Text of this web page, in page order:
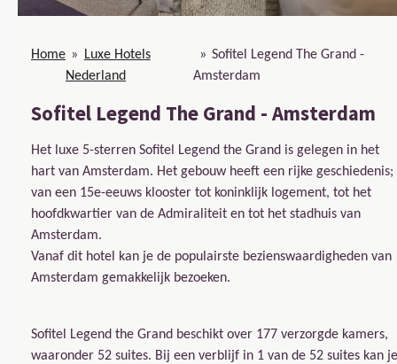
Home »
Luxe Hotels
Nederland
» Sofitel Legend The Grand -
Amsterdam
Sofitel Legend The Grand - Amsterdam
Het luxe 5-sterren Sofitel Legend the Grand is gelegen in het
hart van Amsterdam. Het gebouw heeft een rijke geschiedenis;
van een 15e-eeuws klooster tot koninklijk logement, tot het
hoofdkwartier van de Admiraliteit en tot het stadhuis van
Amsterdam.
Vanaf dit hotel kan je de populairste bezienswaardigheden van
Amsterdam gemakkelijk bezoeken.
Sofitel Legend the Grand beschikt over 177 verzorgde kamers,
waaronder 52 suites. Bij een verblijf in 1 van de 52 suites kan je